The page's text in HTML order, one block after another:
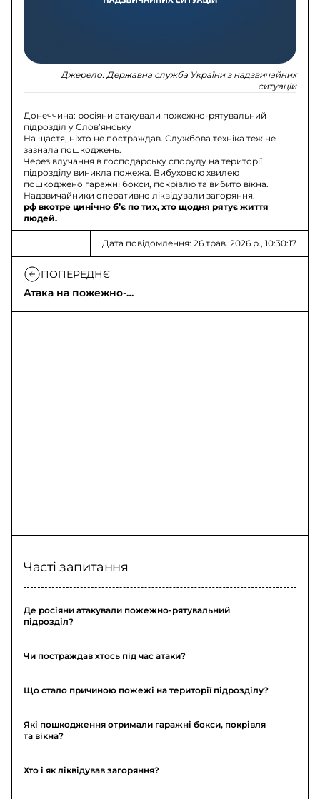
Джерело: Державна служба України з надзвичайних
ситуацій
Донеччина: росіяни атакували пожежно-рятувальний
підрозділ у Словʼянську
На щастя, ніхто не постраждав. Службова техніка теж не
зазнала пошкоджень.
Через влучання в господарську споруду на території
підрозділу виникла пожежа. Вибуховою хвилею
пошкоджено гаражні бокси, покрівлю та вибито вікна.
Надзвичайники оперативно ліквідували загоряння.
рф вкотре цинічно б’є по тих, хто щодня рятує життя
людей.
Дата повідомлення: 26 трав. 2026 р., 10:30:17
ПОПЕРЕДНЄ
Атака на пожежно-
рятувальний
Часті запитання
Де росіяни атакували пожежно-рятувальний
підрозділ?
Чи постраждав хтось під час атаки?
Що стало причиною пожежі на території підрозділу?
Які пошкодження отримали гаражні бокси, покрівля
та вікна?
Хто і як ліквідував загоряння?